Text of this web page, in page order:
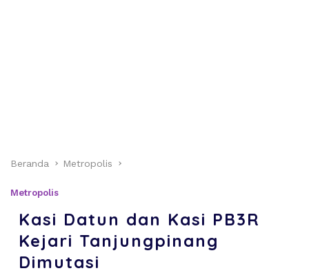
Beranda Metropolis
Metropolis
Kasi Datun dan Kasi PB3R
Kejari Tanjungpinang
Dimutasi